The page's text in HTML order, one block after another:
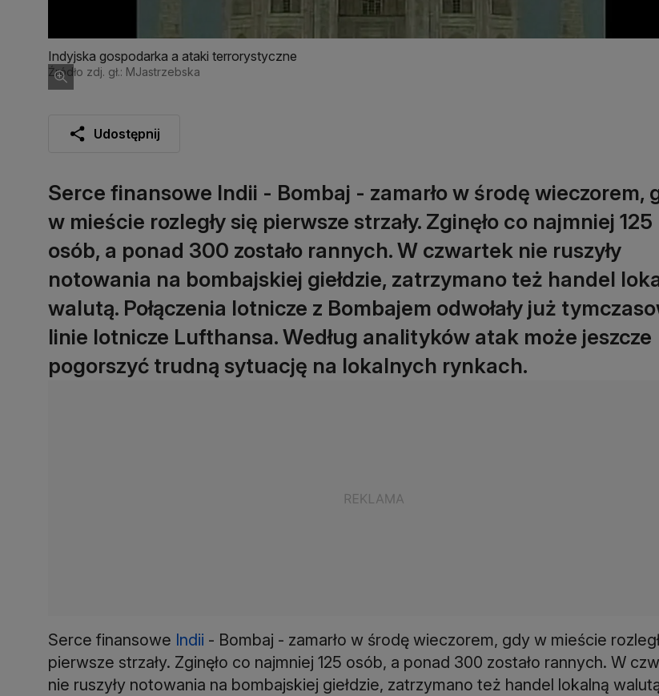
Indyjska gospodarka a ataki terrorystyczne
Źródło zdj. gł.: MJastrzebska
Udostępnij
Serce finansowe Indii - Bombaj - zamarło w środę wieczorem,
w mieście rozległy się pierwsze strzały. Zginęło co najmniej 125
osób, a ponad 300 zostało rannych. W czwartek nie ruszyły
notowania na bombajskiej giełdzie, zatrzymano też handel
walutą. Połączenia lotnicze z Bombajem odwołały już
linie lotnicze Lufthansa. Według analityków atak może jeszcze
pogorszyć trudną sytuację na lokalnych rynkach.
Serce finansowe Indii - Bombaj - zamarło w środę wieczorem, gdy w mieście
pierwsze strzały. Zginęło co najmniej 125 osób, a ponad 300 zostało rannych. W
nie ruszyły notowania na bombajskiej giełdzie, zatrzymano też handel lokalną